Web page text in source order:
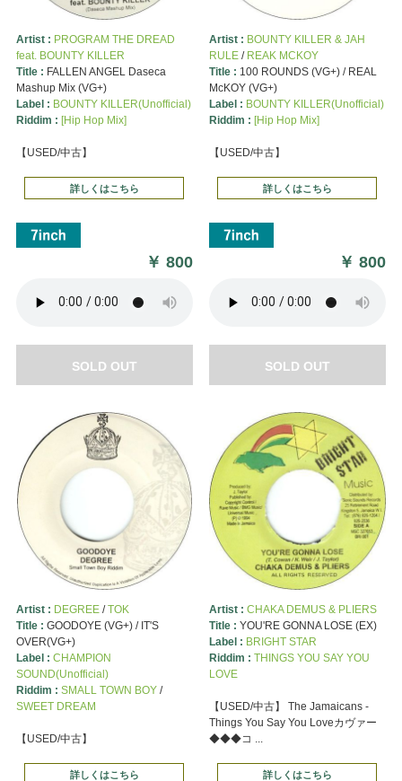
Artist : PROGRAM THE DREAD
feat. BOUNTY KILLER
Title : FALLEN ANGEL Daseca
Mashup Mix (VG+)
Label : BOUNTY KILLER(Unofficial)
Riddim : [Hip Hop Mix]
【USED/中古】
詳しくはこちら
￥800
SOLD OUT
Artist : BOUNTY KILLER & JAH
RULE/ REAK MCKOY
Title : 100 ROUNDS (VG+) / REAL
McKOY (VG+)
Label : BOUNTY KILLER(Unofficial)
Riddim : [Hip Hop Mix]
【USED/中古】
詳しくはこちら
￥800
SOLD OUT
Artist : DEGREE/TOK
Title : GOODOYE (VG+) / IT'S
OVER(VG+)
Label : CHAMPION
SOUND(Unofficial)
Riddim : SMALL TOWN BOY/
SWEET DREAM
【USED/中古】
詳しくはこちら
Artist : CHAKA DEMUS & PLIERS
Title : YOU'RE GONNA LOSE (EX)
Label : BRIGHT STAR
Riddim : THINGS YOU SAY YOU
LOVE
【USED/中古】 The Jamaicans -
Things You Say You Loveカヴァー
◆◆◆コ ...
詳しくはこちら